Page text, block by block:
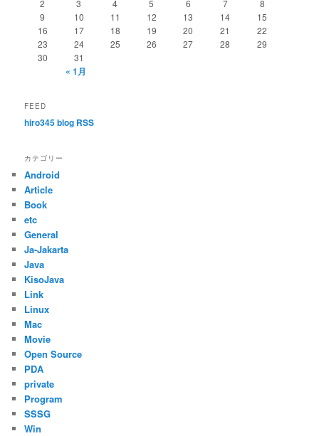
2
3 4 5 6 7
8
9
10 11 12 13 14
15
16
17 18 19 20 21
22
23
24 25 26 27 28
29
30
31
« 1月
FEED
hiro345 blog RSS
カテゴリー
Android
Article
Book
etc
General
Ja-Jakarta
Java
KisoJava
Link
Linux
Mac
Movie
Open Source
PDA
private
Program
SSSG
Win